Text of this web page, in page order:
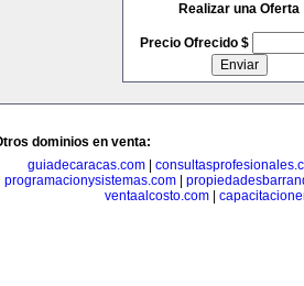
Realizar una Oferta
Precio Ofrecido $
dominios en venta:
guiadecaracas.com
programacionysistemas.com|
ventaalcosto.com|